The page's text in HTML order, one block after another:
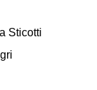
Sticotti